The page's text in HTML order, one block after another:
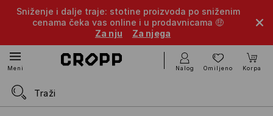
Sniženje i dalje traje: stotine proizvoda po sniženim
cenama čeka vas online i u prodavnicama 🤑
Za nju
Za njega
Meni Nalog Omiljeno Korpa